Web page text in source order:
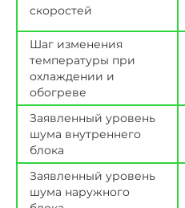
скоростей
Шаг изменения
температуры при
охлаждении и
обогреве
Заявленный уровень
шума внутреннего
блока
Заявленный уровень
шума наружного